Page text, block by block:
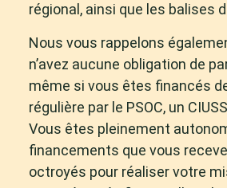
régional, ainsi que les balises
Nous vous rappelons
n’avez aucune obligation de
même si vous êtes financés
régulière par le PSOC, un
Vous êtes pleinement
financements que vous
octroyés pour réaliser votre